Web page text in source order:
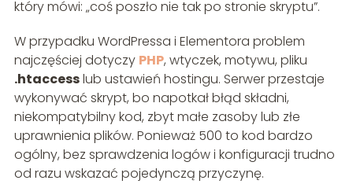
który mówi: „coś poszło nie tak po stronie skryptu”.
W przypadku WordPressa i Elementora problem
najczęściej dotyczy PHP, wtyczek, motywu, pliku
.htaccesslub ustawień hostingu. Serwer przestaje
wykonywać skrypt, bo napotkał błąd składni,
niekompatybilny kod, zbyt małe zasoby lub złe
uprawnienia plików. Ponieważ 500 to kod bardzo
ogólny, bez sprawdzenia logów i konfiguracji trudno
od razu wskazać pojedynczą przyczynę.